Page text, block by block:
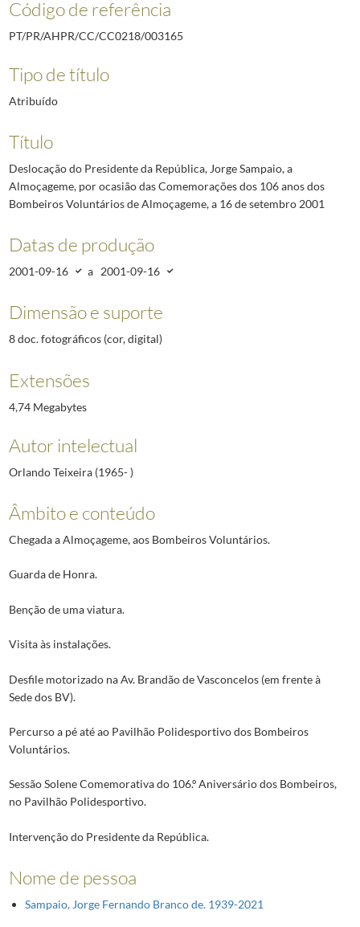
Código de referência
PT/PR/AHPR/CC/CC0218/003165
Tipo de título
Atribuído
Título
Deslocação do Presidente da República, Jorge Sampaio, a
Almoçageme, por ocasião das Comemorações dos 106 anos dos
Bombeiros Voluntários de Almoçageme, a 16 de setembro 2001
Datas de produção
2001-09-16 a 2001-09-16
Dimensão e suporte
8 doc. fotográficos (cor, digital)
Extensões
4,74 Megabytes
Autor intelectual
Orlando Teixeira (1965- )
Âmbito e conteúdo
Chegada a Almoçageme, aos Bombeiros Voluntários.
Guarda de Honra.
Benção de uma viatura.
Visita às instalações.
Desfile motorizado na Av. Brandão de Vasconcelos (em frente à
Sede dos BV).
Percurso a pé até ao Pavilhão Polidesportivo dos Bombeiros
Voluntários.
Sessão Solene Comemorativa do 106.º Aniversário dos Bombeiros,
no Pavilhão Polidesportivo.
Intervenção do Presidente da República.
Nome de pessoa
Sampaio, Jorge Fernando Branco de. 1939-2021